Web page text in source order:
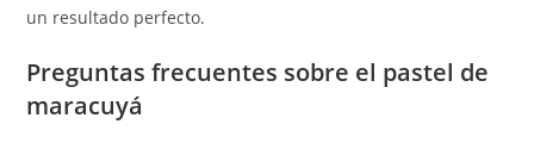
un resultado perfecto.
Preguntas frecuentes sobre el pastel de
maracuyá